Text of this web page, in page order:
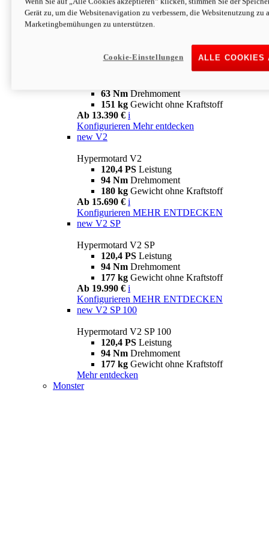
63 NmDrehmoment
151 kgGewicht ohne Kraftstoff
Ab 13.890 € i
63 Nm Drehmoment
151 kg Gewicht ohne Kraftstoff
Ab 13.390 € i
Konfigurieren Mehr entdecken
new V2
Hypermotard V2
120,4 PS Leistung
94 Nm Drehmoment
180 kg Gewicht ohne Kraftstoff
Ab 15.690 € i
Konfigurieren MEHR ENTDECKEN
new V2 SP
Hypermotard V2 SP
120,4 PS Leistung
94 Nm Drehmoment
177 kg Gewicht ohne Kraftstoff
Ab 19.990 € i
Konfigurieren MEHR ENTDECKEN
new V2 SP 100
Hypermotard V2 SP 100
120,4 PS Leistung
94 Nm Drehmoment
177 kg Gewicht ohne Kraftstoff
Mehr entdecken
Monster
Gerät zu, um die Websitenavigation zu verbessern, die Websitenutzung zu
Marketingbemühungen zu unterstützen.
ALLE COOKIES
Cookie-Einstellungen